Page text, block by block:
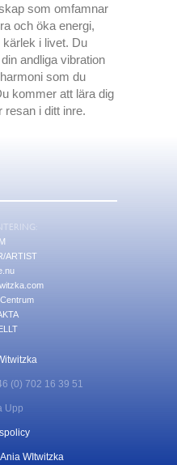
som omfamnar
och öka energi,
kärlek i livet. Du
andliga vibration
som du
kommer att lära dig
resan i ditt inre.
ARTIST
(0) 702 16 39 51
Upp
Ania WItwitzka